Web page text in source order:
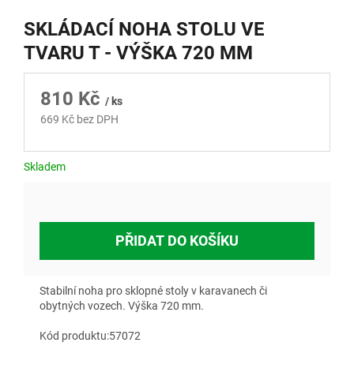
SKLÁDACÍ NOHA STOLU VE
TVARU T - VÝŠKA 720 MM
810 Kč / ks
669 Kč bez DPH
Skladem
PŘIDAT DO KOŠÍKU
Stabilní noha pro sklopné stoly v karavanech či
obytných vozech. Výška 720 mm.
Kód produktu:57072